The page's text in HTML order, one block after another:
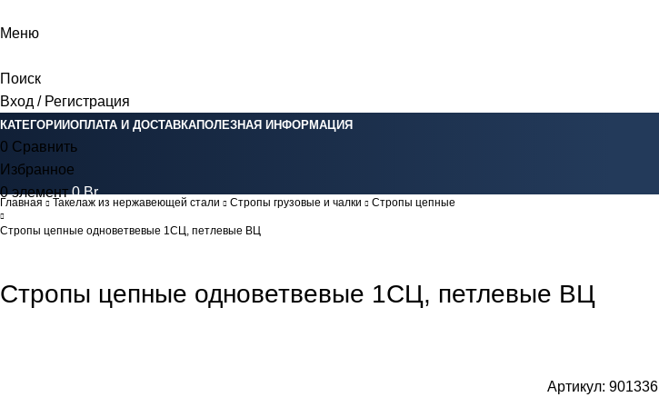
Меню
Поиск
Вход / Регистрация
КАТЕГОРИИОПЛАТА И ДОСТАВКАПОЛЕЗНАЯ ИНФОРМАЦИЯ
0 Сравнить
Избранное
0элемент 0Br
Главная Такелаж из нержавеющей стали Стропы грузовые и чалки Стропы цепные
Стропы цепные одноветвевые 1СЦ, петлевые ВЦ
Стропы цепные одноветвевые 1СЦ, петлевые ВЦ
Артикул:901336